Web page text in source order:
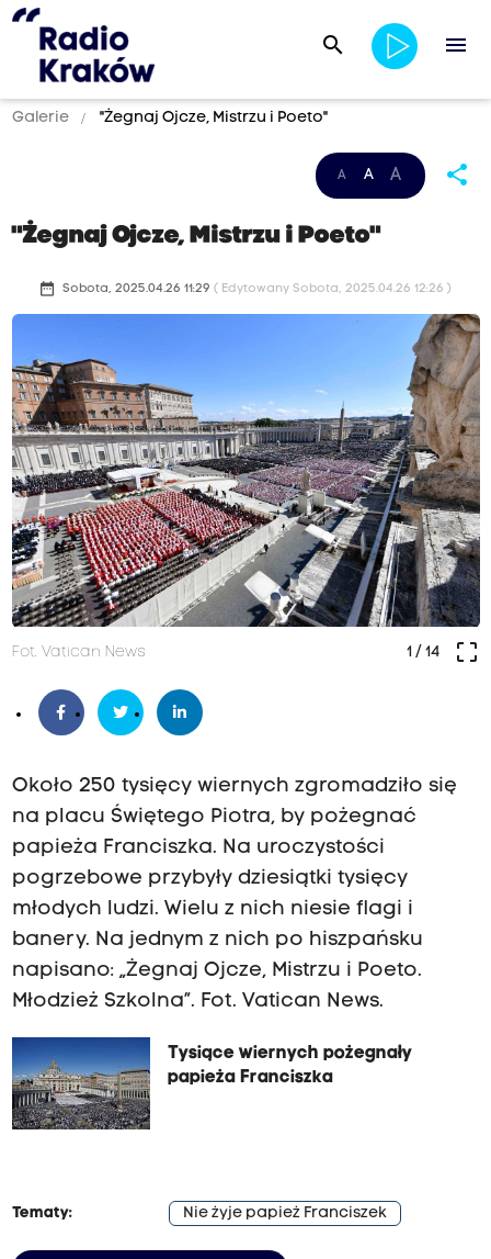
search menu
Galerie "Żegnaj Ojcze, Mistrzu i Poeto"
A A A share
"Żegnaj Ojcze, Mistrzu i Poeto"
date_range Sobota, 2025.04.26 11:29 ( Edytowany Sobota, 2025.04.26 12:26 )
Fot. Vatican News crop_free
1/ 14
Około 250 tysięcy wiernych zgromadziło się
na placu Świętego Piotra, by pożegnać
papieża Franciszka. Na uroczystości
pogrzebowe przybyły dziesiątki tysięcy
młodych ludzi. Wielu z nich niesie flagi i
banery. Na jednym z nich po hiszpańsku
napisano: „Żegnaj Ojcze, Mistrzu i Poeto.
Młodzież Szkolna”. Fot. Vatican News.
Tysiące wiernych pożegnały
papieża Franciszka
Tematy: Nie żyje papież Franciszek